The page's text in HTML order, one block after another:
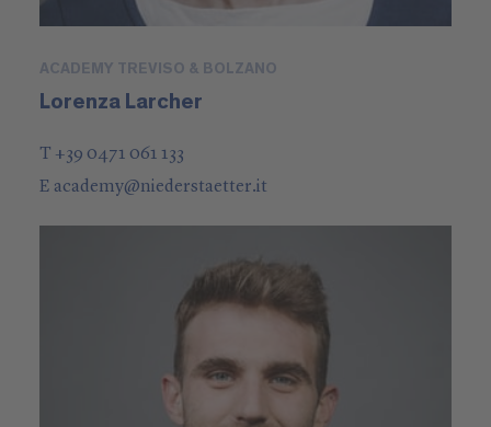
ACADEMY TREVISO & BOLZANO
Lorenza Larcher
T +39 0471 061 133
E academy@niederstaetter.it